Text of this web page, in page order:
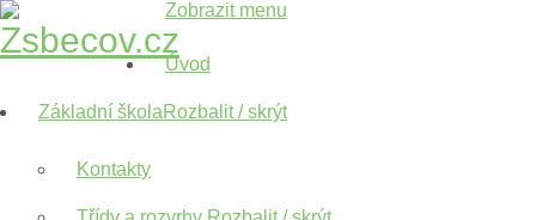
Zobrazit menu
Úvod
Základní školaRozbalit / skrýt
Kontakty